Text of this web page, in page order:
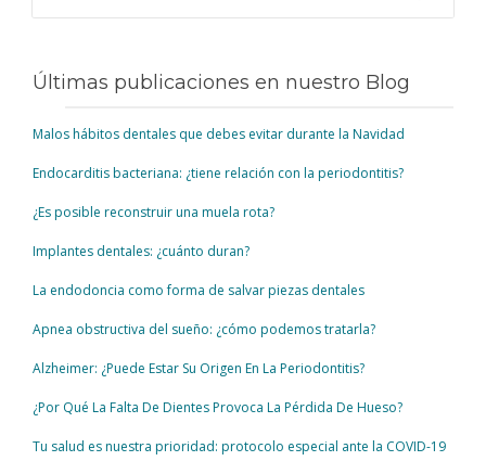
Últimas publicaciones en nuestro Blog
Malos hábitos dentales que debes evitar durante la Navidad
Endocarditis bacteriana: ¿tiene relación con la periodontitis?
¿Es posible reconstruir una muela rota?
Implantes dentales: ¿cuánto duran?
La endodoncia como forma de salvar piezas dentales
Apnea obstructiva del sueño: ¿cómo podemos tratarla?
Alzheimer: ¿Puede Estar Su Origen En La Periodontitis?
¿Por Qué La Falta De Dientes Provoca La Pérdida De Hueso?
Tu salud es nuestra prioridad: protocolo especial ante la COVID-19